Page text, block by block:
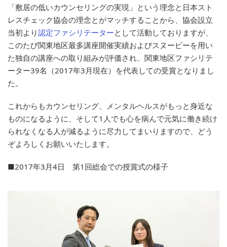
「敷居の低いカウンセリングの実現」という理念と日本スト
レスチェック協会の理念とがマッチすることから、協会設立
当初より認定ファシリテーターとして活動しておりますが、
このたび関東地区最多講座開催実績およびスヌーピーを用い
た独自の講座への取り組みが評価され、関東地区ファシリテ
ーター39名（2017年3月現在）を代表しての受賞となりまし
た。
これからもカウンセリング、メンタルヘルスがもっと身近な
ものになるように、そして1人でも心を病んで元気に働き続け
られなくなる人が減るように尽力してまいりますので、どう
ぞよろしくお願いいたします。
■2017年3月4日 第1回総会での授賞式の様子